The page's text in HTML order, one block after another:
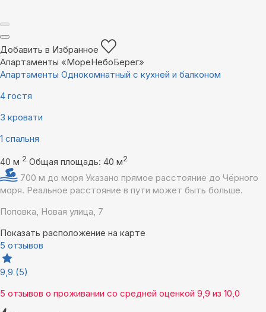
Добавить в Избранное
Апартаменты «МореНебоБерег»
Апартаменты Однокомнатный с кухней и балконом
4 гостя
3 кровати
1 спальня
40 м 2 Общая площадь: 40 м2
700 м до моря Указано прямое расстояние до Чёрного
моря. Реальное расстояние в пути может быть больше.
Поповка, Новая улица, 7
Показать расположение на карте
5 отзывов
9,9 (5)
5 отзывов о проживании со средней оценкой 9,9 из 10,0